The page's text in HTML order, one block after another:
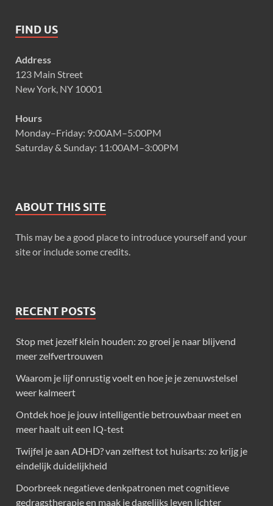
FIND US
Address
123 Main Street
New York, NY 10001
Hours
Monday–Friday: 9:00AM–5:00PM
Saturday & Sunday: 11:00AM–3:00PM
ABOUT THIS SITE
This may be a good place to introduce yourself and your
site or include some credits.
RECENT POSTS
Stop met jezelf klein houden: zo groei je naar blijvend
meer zelfvertrouwen
Waarom je lijf onrustig voelt en hoe je je zenuwstelsel
weer kalmeert
Ontdek hoe je jouw intelligentie betrouwbaar meet en
meer haalt uit een IQ-test
Twijfel je aan ADHD? van zelftest tot huisarts: zo krijg je
eindelijk duidelijkheid
Doorbreek negatieve denkpatronen met cognitieve
gedragstherapie en maak je dagelijks leven lichter